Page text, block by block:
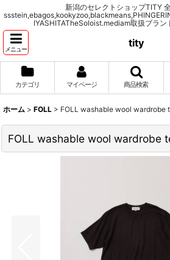
新潟のセレクトショップTITY
IYASHITATheSoloist.mediam取扱ブラン
メニュー
tity
カテゴリ マイページ 商品検索
ホーム > FOLL > FOLL washable wool wardrobe
FOLL washable wool wardrobe